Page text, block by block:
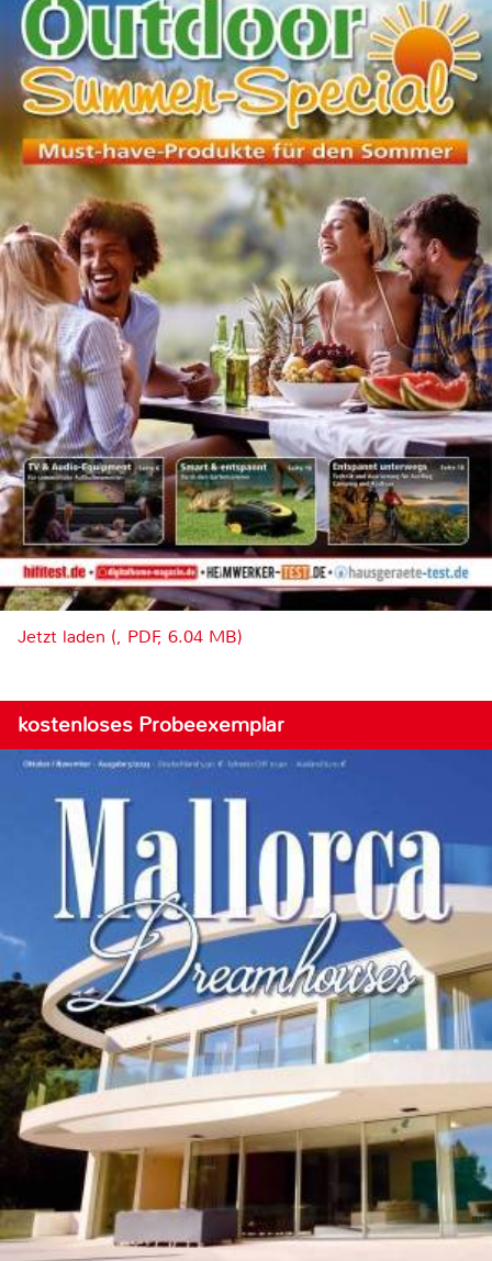
Jetzt laden (, PDF, 6.04 MB)
kostenloses Probeexemplar